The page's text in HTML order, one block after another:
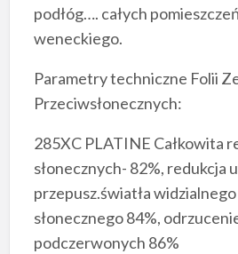
podłóg…. całych
weneckiego.
Parametry techniczne Folii
Przeciwsłonecznych:
285XC PLATINE Całkowita
słonecznych- 82%, redukcja
przepusz.światła
słonecznego 84%,
podczerwonych 86%